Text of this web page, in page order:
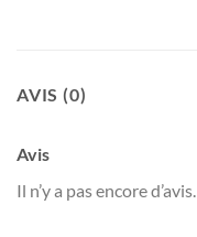
AVIS (0)
Avis
Il n’y a pas encore d’avis.